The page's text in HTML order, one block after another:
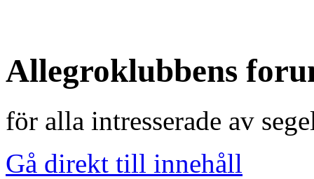
Allegroklubbens
för alla intresserade av
Gå direkt till innehåll